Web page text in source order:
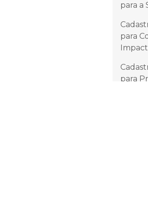
para a
para
para